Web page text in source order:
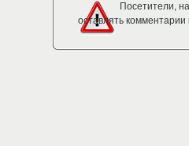
Посетители,
оставлять комментарии